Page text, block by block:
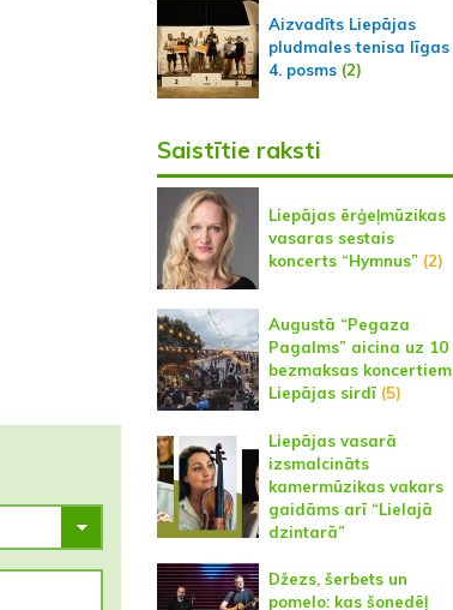
Aizvadīts Liepājas
pludmales tenisa līgas
4. posms(2)
Saistītie raksti
Liepājas ērģeļmūzikas
vasaras sestais
koncerts “Hymnus” (2)
Augustā “Pegaza
Pagalms” aicina uz 10
bezmaksas koncertiem
Liepājas sirdī(5)
Liepājas vasarā
izsmalcināts
kamermūzikas vakars
gaidāms arī “Lielajā
dzintarā”
Džezs, šerbets un
pomelo: kas šonedēļ